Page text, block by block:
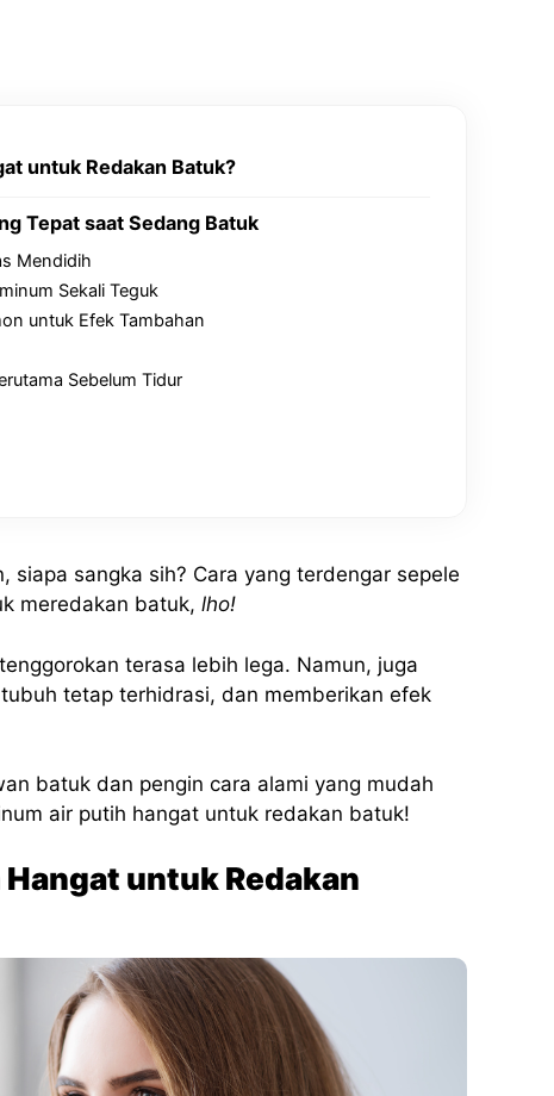
untuk Redakan Batuk?
Tepat saat Sedang Batuk
Mendidih
Sekali Teguk
untuk Efek Tambahan
Sebelum Tidur
siapa sangka sih? Cara yang terdengar sepele
meredakan batuk, lho!
terasa lebih lega. Namun, juga
tetap terhidrasi, dan memberikan efek
batuk dan pengin cara alami yang mudah
air putih hangat untuk redakan batuk!
untuk Redakan